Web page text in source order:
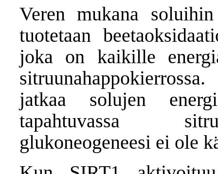
Veren mukana
tuotetaan
joka on kaikille
jatkaa solujen
tapahtuvassa
glukoneogeneesi ei ole